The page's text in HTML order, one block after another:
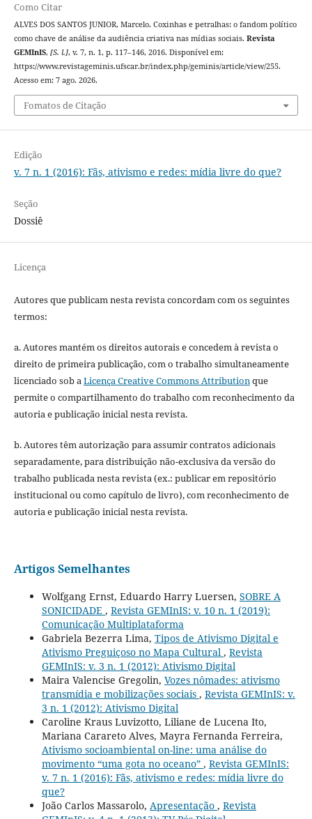
Como Citar
ALVES DOS SANTOS JUNIOR, Marcelo. Coxinhas e petralhas: o fandom político
como chave de análise da audiência criativa nas mídias sociais. Revista
GEMInIS, [S. l.], v. 7, n. 1, p. 117–146, 2016. Disponível em:
https://www.revistageminis.ufscar.br/index.php/geminis/article/view/255.
Acesso em: 7 ago. 2026.
Fomatos de Citação
Edição
v. 7 n. 1 (2016): Fãs, ativismo e redes: mídia livre do que?
Seção
Dossiê
Licença
Autores que publicam nesta revista concordam com os seguintes
termos:
a. Autores mantém os direitos autorais e concedem à revista o
direito de primeira publicação, com o trabalho simultaneamente
licenciado sob aLicença Creative Commons Attributionque
permite o compartilhamento do trabalho com reconhecimento da
autoria e publicação inicial nesta revista.
b. Autores têm autorização para assumir contratos adicionais
separadamente, para distribuição não-exclusiva da versão do
trabalho publicada nesta revista (ex.: publicar em repositório
institucional ou como capítulo de livro), com reconhecimento de
autoria e publicação inicial nesta revista.
Artigos Semelhantes
Wolfgang Ernst, Eduardo Harry Luersen, SOBRE A
SONICIDADE , Revista GEMInIS: v. 10 n. 1 (2019):
Comunicação Multiplataforma
Gabriela Bezerra Lima, Tipos de Ativismo Digital e
Ativismo Preguiçoso no Mapa Cultural , Revista
GEMInIS: v. 3 n. 1 (2012): Ativismo Digital
Maira Valencise Gregolin, Vozes nômades: ativismo
transmídia e mobilizações sociais , Revista GEMInIS: v.
3 n. 1 (2012): Ativismo Digital
Caroline Kraus Luvizotto, Liliane de Lucena Ito,
Mariana Carareto Alves, Mayra Fernanda Ferreira,
Ativismo socioambiental on-line: uma análise do
movimento “uma gota no oceano” , Revista GEMInIS:
v. 7 n. 1 (2016): Fãs, ativismo e redes: mídia livre do
que?
João Carlos Massarolo, Apresentação , Revista